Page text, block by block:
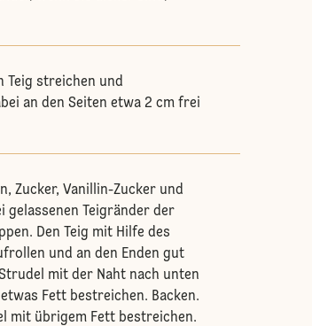
Teig streichen und
an den Seiten etwa 2 cm frei
Zucker, Vanillin-Zucker und
gelassenen Teigränder der
Den Teig mit Hilfe des
und an den Enden gut
mit der Naht nach unten
Fett bestreichen. Backen.
mit übrigem Fett bestreichen.